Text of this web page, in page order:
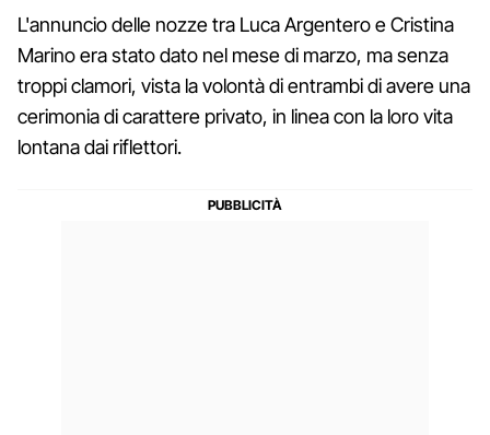
L'annuncio delle nozze tra Luca Argentero e Cristina
Marino era stato dato nel mese di marzo, ma senza
troppi clamori, vista la volontà di entrambi di avere una
cerimonia di carattere privato, in linea con la loro vita
lontana dai riflettori.